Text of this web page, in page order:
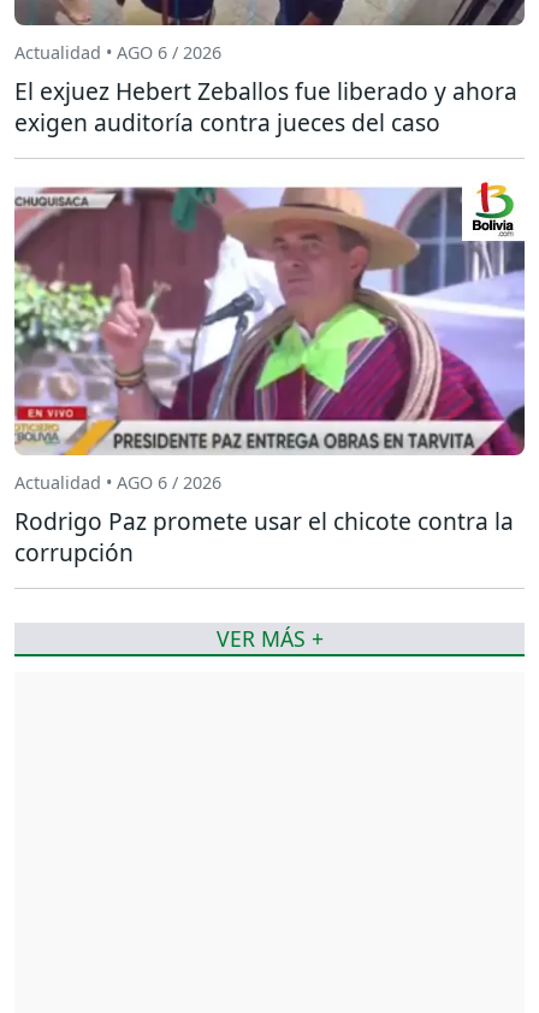
Actualidad • AGO 6 / 2026
El exjuez Hebert Zeballos fue liberado y ahora
exigen auditoría contra jueces del caso
Actualidad • AGO 6 / 2026
Rodrigo Paz promete usar el chicote contra la
corrupción
VER MÁS +